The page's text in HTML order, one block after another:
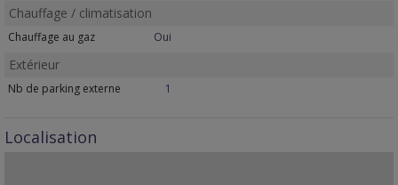
Chauffage / climatisation
Chauffage au gaz Oui
Extérieur
Nb de parking externe 1
Localisation